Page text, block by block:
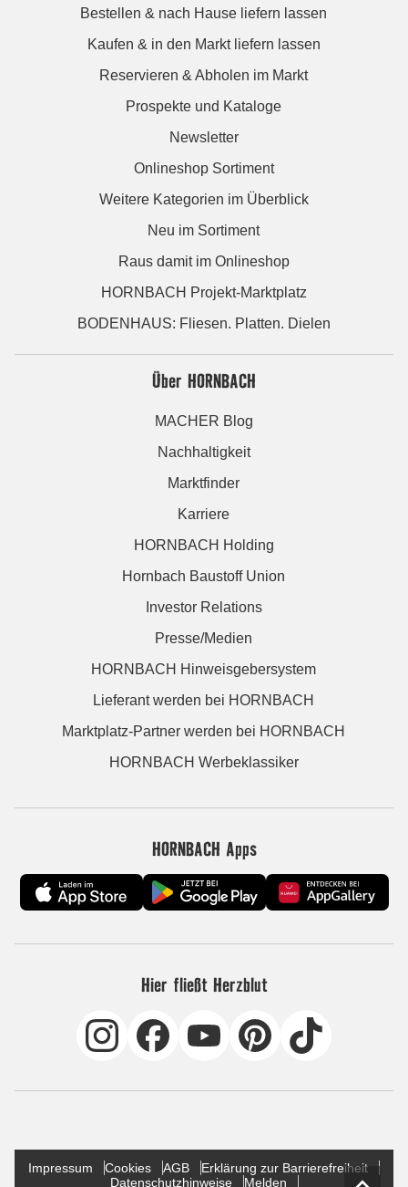
Bestellen & nach Hause liefern lassen
Kaufen & in den Markt liefern lassen
Reservieren & Abholen im Markt
Prospekte und Kataloge
Newsletter
Onlineshop Sortiment
Weitere Kategorien im Überblick
Neu im Sortiment
Raus damit im Onlineshop
HORNBACH Projekt-Marktplatz
BODENHAUS: Fliesen. Platten. Dielen
Über HORNBACH
MACHER Blog
Nachhaltigkeit
Marktfinder
Karriere
HORNBACH Holding
Hornbach Baustoff Union
Investor Relations
Presse/Medien
HORNBACH Hinweisgebersystem
Lieferant werden bei HORNBACH
Marktplatz-Partner werden bei HORNBACH
HORNBACH Werbeklassiker
HORNBACH Apps
Hier fließt Herzblut
Impressum Cookies AGB
Erklärung zur Barrierefreiheit
Datenschutzhinweise
Melden